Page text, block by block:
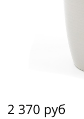
2 370 руб